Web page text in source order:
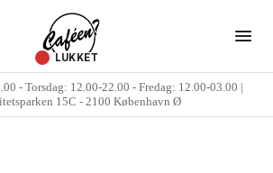
LUKKET
- Torsdag: 12.00-22.00 - Fredag: 12.00-03.00 |
15C - 2100 København Ø